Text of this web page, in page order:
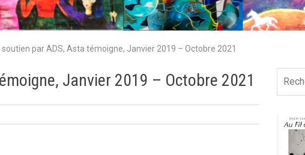
soutien par ADS, Asta témoigne, Janvier 2019 – Octobre 2021
Janvier 2019 – Octobre 2021